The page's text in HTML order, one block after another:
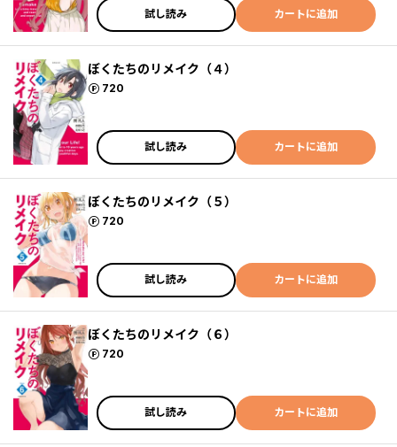
試し読み カートに追加
ぼくたちのリメイク（４）
720
ポイント
試し読み カートに追加
ぼくたちのリメイク（５）
720
ポイント
試し読み カートに追加
ぼくたちのリメイク（６）
720
ポイント
試し読み カートに追加